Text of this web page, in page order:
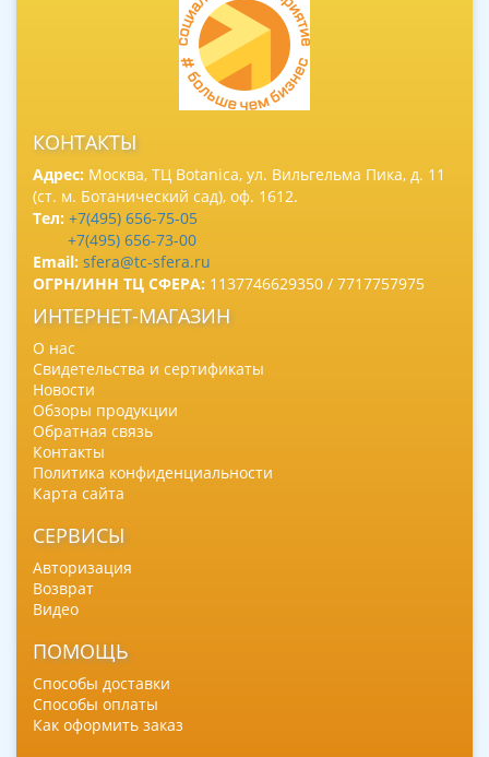
КОНТАКТЫ
Адрес: Москва, ТЦ Botanica, ул. Вильгельма Пика, д. 11
(ст. м. Ботанический сад), оф. 1612.
Тел: +7(495) 656-75-05
+7(495) 656-73-00
Email: sfera@tc-sfera.ru
ОГРН/ИНН ТЦ СФЕРА: 1137746629350 / 7717757975
ИНТЕРНЕТ-МАГАЗИН
О нас
Свидетельства и сертификаты
Новости
Обзоры продукции
Обратная связь
Контакты
Политика конфиденциальности
Карта сайта
СЕРВИСЫ
Авторизация
Возврат
Видео
ПОМОЩЬ
Способы доставки
Способы оплаты
Как оформить заказ